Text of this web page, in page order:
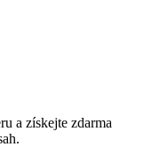
a získejte zdarma